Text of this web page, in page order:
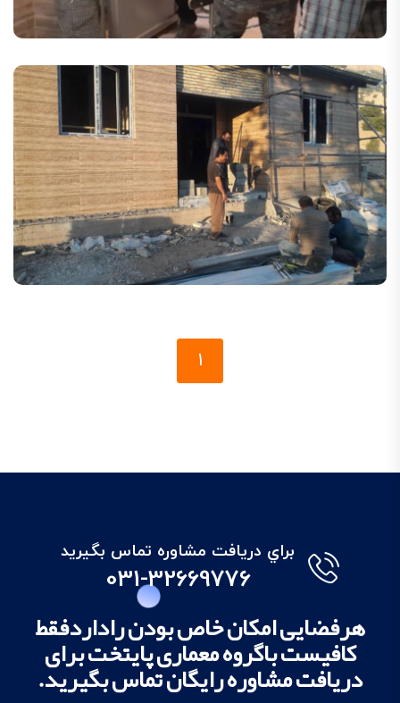
1
براي دريافت مشاوره تماس بگيريد
031-32669776
هرفضایی امکان خاص بودن راداردفقط
کافیست باگروه معماری پایتخت برای
دریافت مشاوره رایگان تماس بگیرید.